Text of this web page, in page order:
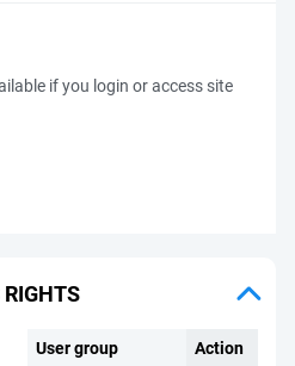
if you login or access site
User group Action